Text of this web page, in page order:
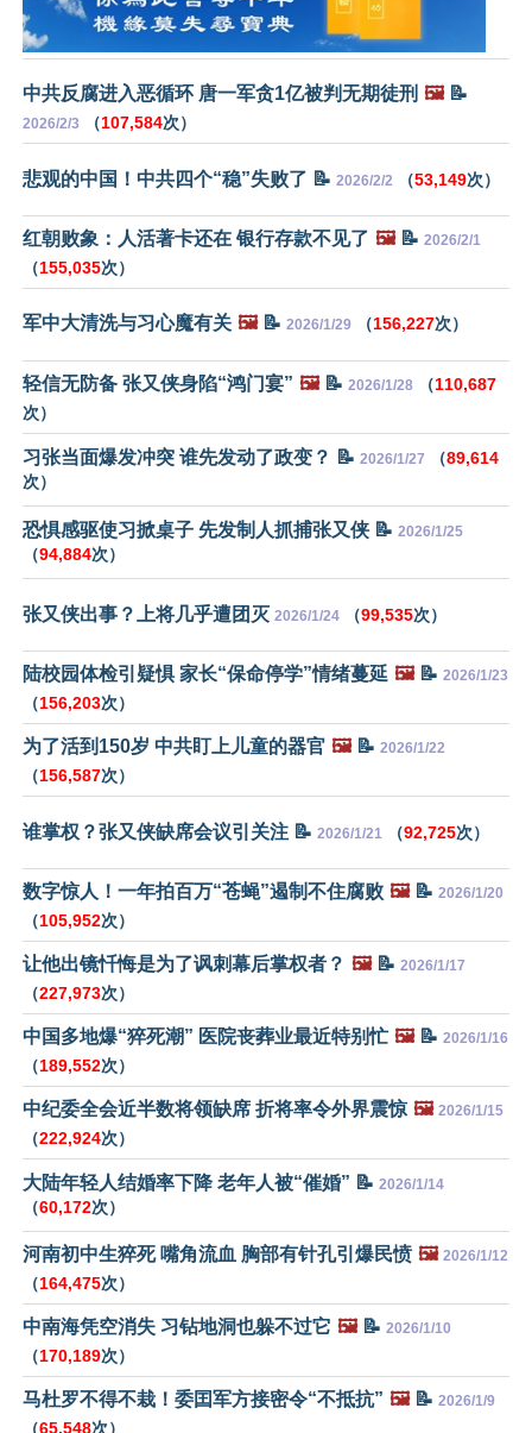
中共反腐进入恶循环 唐一军贪1亿被判无期徒刑 🖼️📝
2026/2/3 （107,584次）
悲观的中国！中共四个“稳”失败了 📝 2026/2/2 （53,149次）
红朝败象：人活著卡还在 银行存款不见了 🖼️📝 2026/2/1
（155,035次）
军中大清洗与习心魔有关 🖼️📝 2026/1/29 （156,227次）
轻信无防备 张又侠身陷“鸿门宴” 🖼️📝 2026/1/28 （110,687
次）
习张当面爆发冲突 谁先发动了政变？ 📝 2026/1/27 （89,614
次）
恐惧感驱使习掀桌子 先发制人抓捕张又侠 📝 2026/1/25
（94,884次）
张又侠出事？上将几乎遭团灭 2026/1/24 （99,535次）
陆校园体检引疑惧 家长“保命停学”情绪蔓延 🖼️📝 2026/1/23
（156,203次）
为了活到150岁 中共盯上儿童的器官 🖼️📝 2026/1/22
（156,587次）
谁掌权？张又侠缺席会议引关注 📝 2026/1/21 （92,725次）
数字惊人！一年拍百万“苍蝇”遏制不住腐败 🖼️📝 2026/1/20
（105,952次）
让他出镜忏悔是为了讽刺幕后掌权者？ 🖼️📝 2026/1/17
（227,973次）
中国多地爆“猝死潮” 医院丧葬业最近特别忙 🖼️📝 2026/1/16
（189,552次）
中纪委全会近半数将领缺席 折将率令外界震惊 🖼️ 2026/1/15
（222,924次）
大陆年轻人结婚率下降 老年人被“催婚” 📝 2026/1/14
（60,172次）
河南初中生猝死 嘴角流血 胸部有针孔引爆民愤 🖼️ 2026/1/12
（164,475次）
中南海凭空消失 习钻地洞也躲不过它 🖼️📝 2026/1/10
（170,189次）
马杜罗不得不栽！委囯军方接密令“不抵抗” 🖼️📝 2026/1/9
（65,548次）